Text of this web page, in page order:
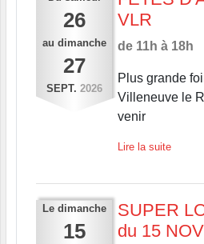
26
au dimanche
27
SEPT. 2026
VLR
de 11h à 18h
Plus grande
Villeneuve le
venir
Lire la suite
Le dimanche
15
SUPER
du 15